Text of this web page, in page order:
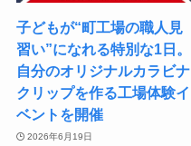
子どもが“町工場の職人見
習い”になれる特別な1日。
自分のオリジナルカラビナ
クリップを作る工場体験イ
ベントを開催
2026年6月19日